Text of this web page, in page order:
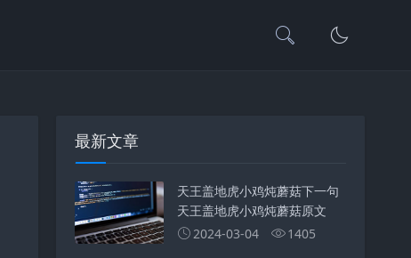
最新文章
天王盖地虎小鸡炖蘑菇下一句
天王盖地虎小鸡炖蘑菇原文
2024-03-04
1405